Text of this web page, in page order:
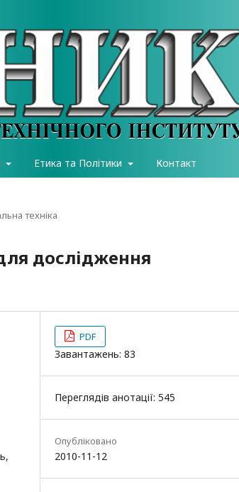
Етика та Політики Контакт
техніка
дослідження
PDF
Завантажень: 83
Переглядів анотації: 545
Опубліковано
2010-11-12